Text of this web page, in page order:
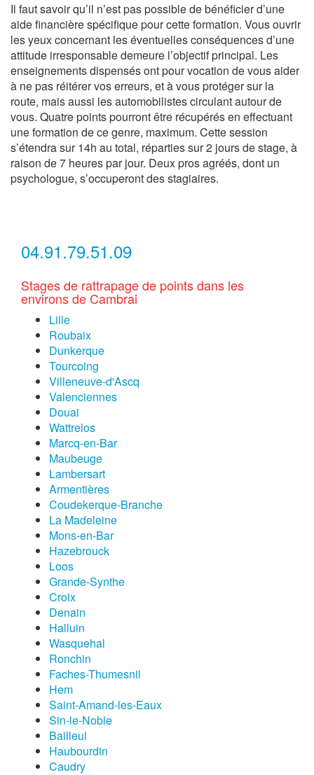
Il faut savoir qu’il n’est pas possible de bénéficier d’une
aide financière spécifique pour cette formation. Vous ouvrir
les yeux concernant les éventuelles conséquences d’une
attitude irresponsable demeure l’objectif principal. Les
enseignements dispensés ont pour vocation de vous aider
à ne pas réitérer vos erreurs, et à vous protéger sur la
route, mais aussi les automobilistes circulant autour de
vous. Quatre points pourront être récupérés en effectuant
une formation de ce genre, maximum. Cette session
s’étendra sur 14h au total, réparties sur 2 jours de stage, à
raison de 7 heures par jour. Deux pros agréés, dont un
psychologue, s’occuperont des stagiaires.
04.91.79.51.09
Stages de rattrapage de points dans les
environs de Cambrai
Lille
Roubaix
Dunkerque
Tourcoing
Villeneuve-d'Ascq
Valenciennes
Douai
Wattrelos
Marcq-en-Bar
Maubeuge
Lambersart
Armentières
Coudekerque-Branche
La Madeleine
Mons-en-Bar
Hazebrouck
Loos
Grande-Synthe
Croix
Denain
Halluin
Wasquehal
Ronchin
Faches-Thumesnil
Hem
Saint-Amand-les-Eaux
Sin-le-Noble
Bailleul
Haubourdin
Caudry